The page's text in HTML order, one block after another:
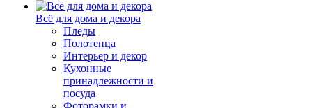
Всё для дома и декора
Пледы
Полотенца
Интерьер и декор
Кухонные
принадлежности и
посуда
Фоторамки и